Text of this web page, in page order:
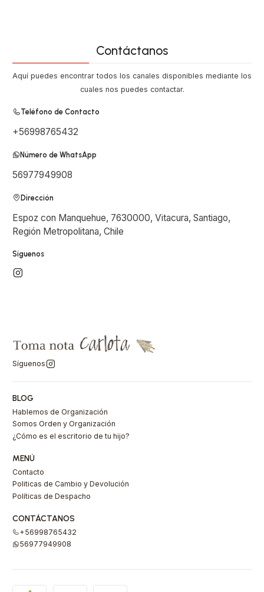
Contáctanos
Aquí puedes encontrar todos los canales disponibles mediante los
cuales nos puedes contactar.
Teléfono de Contacto
+56998765432
Número de WhatsApp
56977949908
Dirección
Espoz con Manquehue, 7630000, Vitacura, Santiago,
Región Metropolitana, Chile
Síguenos
Síguenos
BLOG
Hablemos de Organización
Somos Orden y Organización
¿Cómo es el escritorio de tu hijo?
MENÚ
Contacto
Politicas de Cambio y Devolución
Políticas de Despacho
CONTÁCTANOS
+56998765432
56977949908